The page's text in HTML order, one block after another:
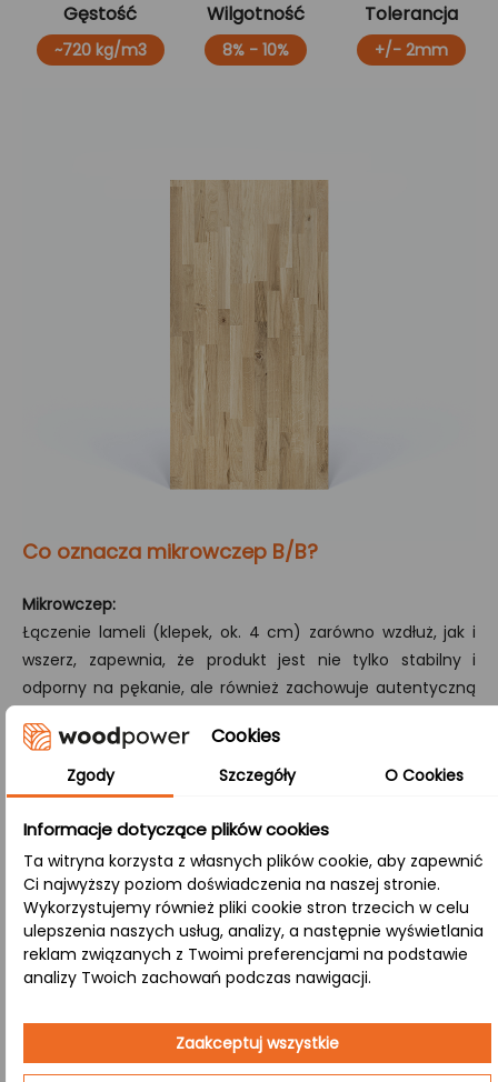
Gęstość
~720 kg/m3
Wilgotność
8% - 10%
Tolerancja
+/- 2mm
Co oznacza mikrowczep B/B?
Mikrowczep:
Łączenie lameli (klepek, ok. 4 cm) zarówno wzdłuż, jak i
wszerz, zapewnia, że produkt jest nie tylko stabilny i
odporny na pękanie, ale również zachowuje autentyczną
Zarówno strona górna, jak i dolna zachowują naturalne
sęki i różnorodną kolorystykę, nadając blatowi tradycyjny i
autentyczny charakter, doskonale wpisujący się w
różnorodne aranżacje.
Zastosowanie:
restauracji dodaje autentycznego, rustykalnego
klimatu, który przyciąga gości swoją
Cookies
Zgody Szczegóły O Cookies
Informacje dotyczące plików cookies
Ta witryna korzysta z własnych plików cookie, aby zapewnić
Ci najwyższy poziom doświadczenia na naszej stronie.
Wykorzystujemy również pliki cookie stron trzecich w celu
ulepszenia naszych usług, analizy, a następnie wyświetlania
reklam związanych z Twoimi preferencjami na podstawie
analizy Twoich zachowań podczas nawigacji.
Zaakceptuj wszystkie